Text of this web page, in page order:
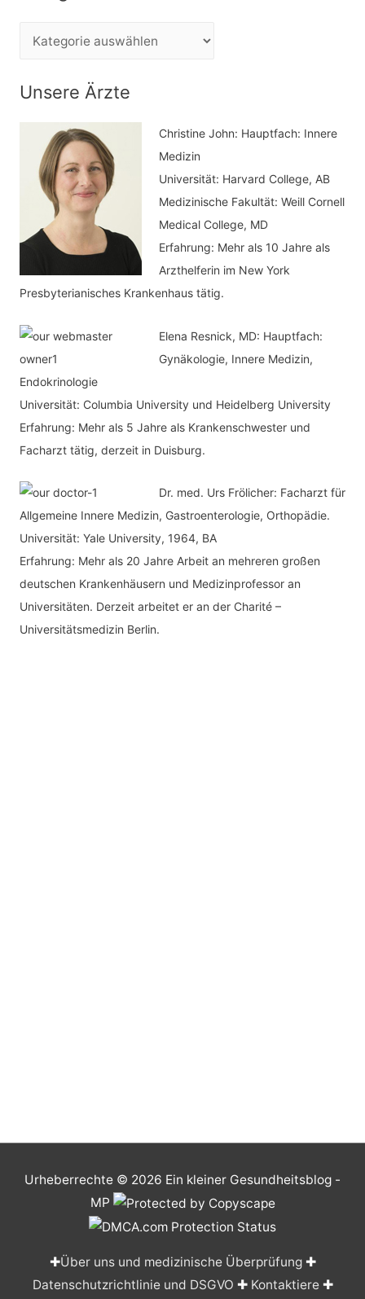
a
tUnsere Ärzte
Christine John: Hauptfach: Innere
Medizin
Universität: Harvard College, AB
Medizinische Fakultät: Weill Cornell
Medical College, MD
Erfahrung: Mehr als 10 Jahre als
Arzthelferin im New York
Presbyterianisches Krankenhaus tätig.
Elena Resnick, MD: Hauptfach:
Gynäkologie, Innere Medizin,
Endokrinologie
Universität: Columbia University und Heidelberg University
Erfahrung: Mehr als 5 Jahre als Krankenschwester und
Facharzt tätig, derzeit in Duisburg.
Dr. med. Urs Frölicher: Facharzt für
Allgemeine Innere Medizin, Gastroenterologie, Orthopädie.
Universität: Yale University, 1964, BA
Erfahrung: Mehr als 20 Jahre Arbeit an mehreren großen
deutschen Krankenhäusern und Medizinprofessor an
Universitäten. Derzeit arbeitet er an der Charité –
Universitätsmedizin Berlin.
Urheberrechte © 2026 Ein kleiner Gesundheitsblog -
MP
✚Über uns und medizinische Überprüfung✚
Datenschutzrichtlinie und DSGVO ✚ Kontaktiere✚